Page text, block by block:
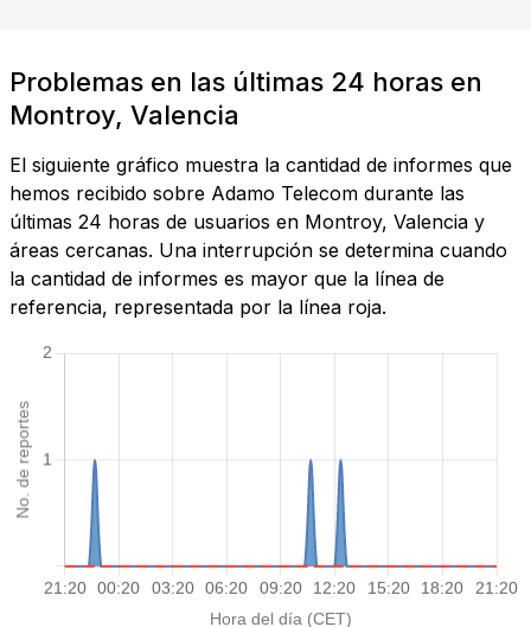
Problemas en las últimas 24 horas en
Montroy, Valencia
El siguiente gráfico muestra la cantidad de informes que
hemos recibido sobre Adamo Telecom durante las
últimas 24 horas de usuarios en Montroy, Valencia y
áreas cercanas. Una interrupción se determina cuando
la cantidad de informes es mayor que la línea de
referencia, representada por la línea roja.